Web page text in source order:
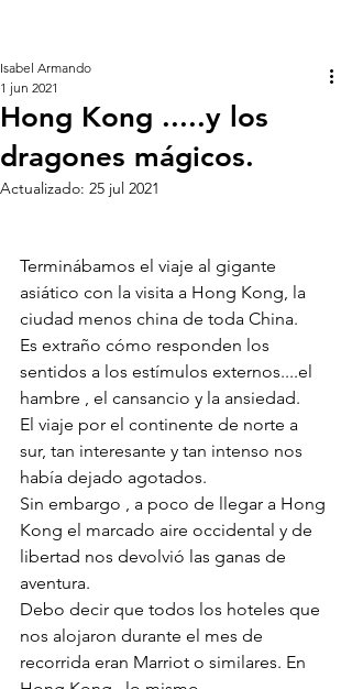
Hong Kong .....y los
dragones mágicos.
Isabel Armando
1 jun 2021
Actualizado: 25 jul 2021
Terminábamos el viaje al gigante
asiático con la visita a Hong Kong, la
ciudad menos china de toda China.
Es extraño cómo responden los
sentidos a los estímulos externos....el
hambre , el cansancio y la ansiedad.
El viaje por el continente de norte a
sur, tan interesante y tan intenso nos
había dejado agotados.
Sin embargo , a poco de llegar a Hong
Kong el marcado aire occidental y de
libertad nos devolvió las ganas de
aventura.
Debo decir que todos los hoteles que
nos alojaron durante el mes de
recorrida eran Marriot o similares. En